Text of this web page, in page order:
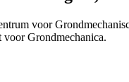
voor
voor Grondmechanica.